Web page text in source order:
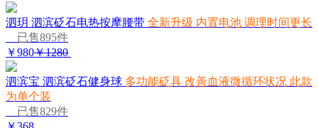
泗玥 泗滨砭石电热按摩腰带 全新升级 内置电池 调理时间更长
已售895件
￥980￥1280
泗滨宝 泗滨砭石健身球 多功能砭具 改善血液微循环状况 此款
为单个装
已售829件